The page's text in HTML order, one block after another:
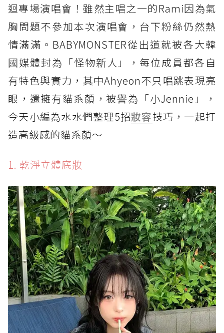
迴專場演唱會！雖然主唱之一的Rami因為氣
胸問題不參加本次演唱會，台下粉絲仍然熱
情滿滿。BABYMONSTER從出道就被各大韓
國媒體封為「怪物新人」，每位成員都各自
有特色與實力，其中Ahyeon不只唱跳表現亮
眼，還擁有貓系顏，被譽為「小Jennie」，
今天小編為水水們整理5招妝容技巧，一起打
造高級感的貓系顏～
1. 乾淨立體底妝